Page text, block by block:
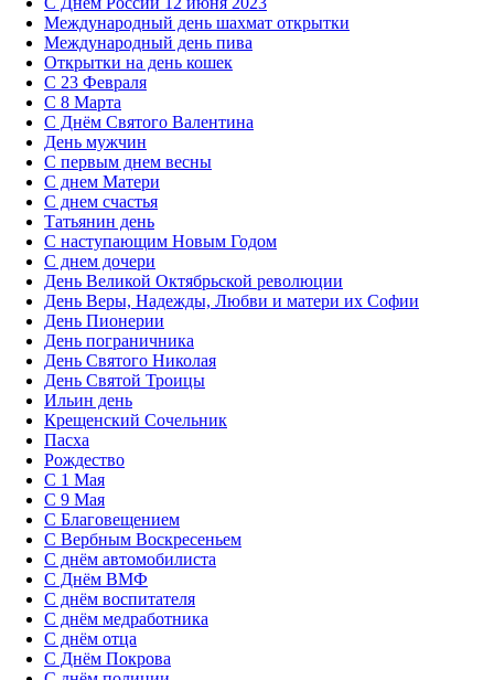
Международный день шахмат открытки
Международный день пива
Открытки на день кошек
С 23 Февраля
С 8 Марта
С Днём Святого Валентина
День мужчин
С первым днем весны
С днем Матери
C днем счастья
Татьянин день
C наступающим Новым Годом
C днем дочери
День Великой Октябрьской революции
День Веры, Надежды, Любви и матери их Софии
День Пионерии
День пограничника
День Святого Николая
День Святой Троицы
Ильин день
Крещенский Сочельник
Пасха
Рождество
С 1 Мая
С 9 Мая
С Благовещением
С Вербным Воскресеньем
С днём автомобилиста
С Днём ВМФ
С днём воспитателя
С днём медработника
С днём отца
С Днём Покрова